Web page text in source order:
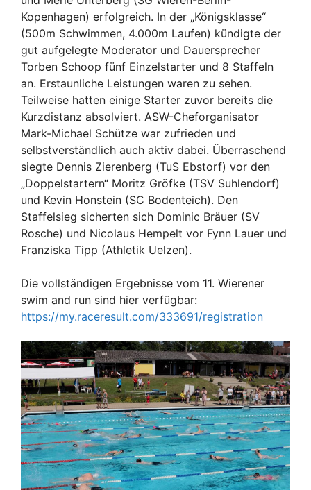
Kopenhagen) erfolgreich. In der „Königsklasse“
(500m Schwimmen, 4.000m Laufen) kündigte der
gut aufgelegte Moderator und Dauersprecher
Torben Schoop fünf Einzelstarter und 8 Staffeln
an. Erstaunliche Leistungen waren zu sehen.
Teilweise hatten einige Starter zuvor bereits die
Kurzdistanz absolviert. ASW-Cheforganisator
Mark-Michael Schütze war zufrieden und
selbstverständlich auch aktiv dabei. Überraschend
siegte Dennis Zierenberg (TuS Ebstorf) vor den
„Doppelstartern“ Moritz Gröfke (TSV Suhlendorf)
und Kevin Honstein (SC Bodenteich). Den
Staffelsieg sicherten sich Dominic Bräuer (SV
Rosche) und Nicolaus Hempelt vor Fynn Lauer und
Franziska Tipp (Athletik Uelzen).
Die vollständigen Ergebnisse vom 11. Wierener
swim and run sind hier verfügbar:
https://my.raceresult.com/333691/registration